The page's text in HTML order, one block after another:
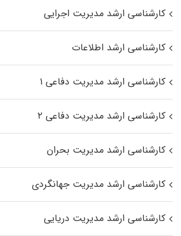
کارشناسی ارشد مدیریت اجرایی
کارشناسی ارشد اطلاعات
کارشناسی ارشد مدیریت دفاعی ۱
کارشناسی ارشد مدیریت دفاعی ۲
کارشناسی ارشد مدیریت بحران
کارشناسی ارشد مدیریت جهانگردی
کارشناسی ارشد مدیریت دریایی